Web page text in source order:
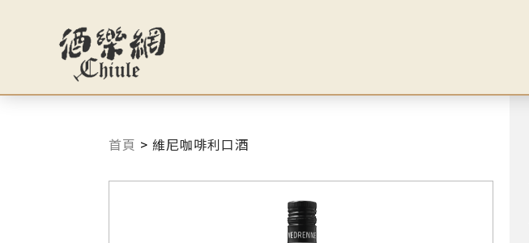
首頁 >維尼咖啡利口酒